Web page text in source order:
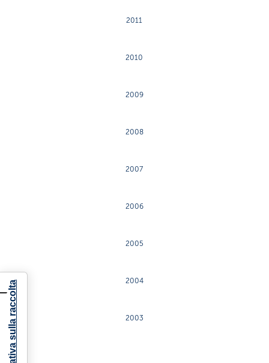
2011
2010
2009
2008
2007
2006
2005
2004
2003
Informativa sulla raccolta